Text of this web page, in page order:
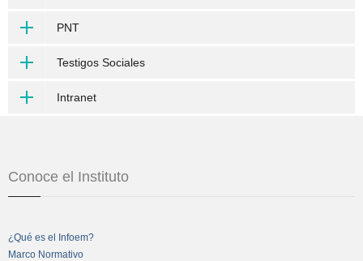
PNT
Testigos Sociales
Intranet
Conoce el Instituto
¿Qué es el Infoem?
Marco Normativo